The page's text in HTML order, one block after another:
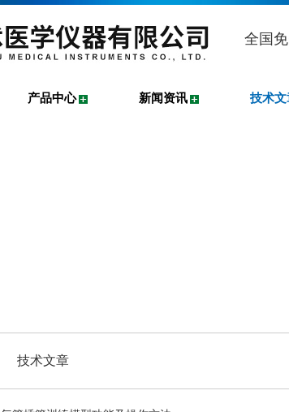
全国
产品中心 新闻资讯 技术文
技术文章